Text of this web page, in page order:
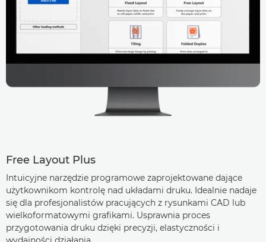
Free Layout Plus
Intuicyjne narzędzie programowe zaprojektowane dające
użytkownikom kontrolę nad układami druku. Idealnie nadaje
się dla profesjonalistów pracujących z rysunkami CAD lub
wielkoformatowymi grafikami. Usprawnia proces
przygotowania druku dzięki precyzji, elastyczności i